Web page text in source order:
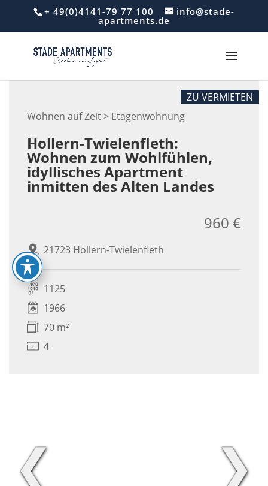
+ 49(0)4141-79 77 100 info@stade-
apartments.de
Wohnen auf Zeit > Etagenwohnung
ZU VERMIETEN
Hollern-Twielenfleth:
Wohnen zum Wohlfühlen,
idyllisches Apartment
inmitten des Alten Landes
21723 Hollern-Twielenfleth
960 €
1125
1966
70 m²
4
❮ ❯